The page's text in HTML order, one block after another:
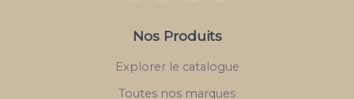
Nos Produits
Explorer le catalogue
Toutes nos marques